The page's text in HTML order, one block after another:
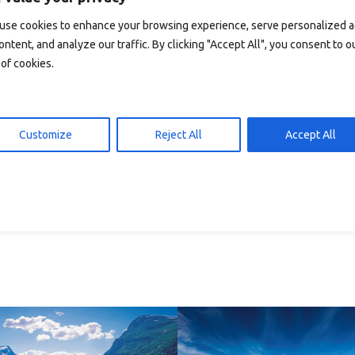
cookies to enhance your browsing experience, serve personalized
and analyze our traffic. By clicking "Accept All", you consent to
cookies.
Customize Reject All Accept All
15,00kr
Warenkorb 15,00
In den Warenkorb